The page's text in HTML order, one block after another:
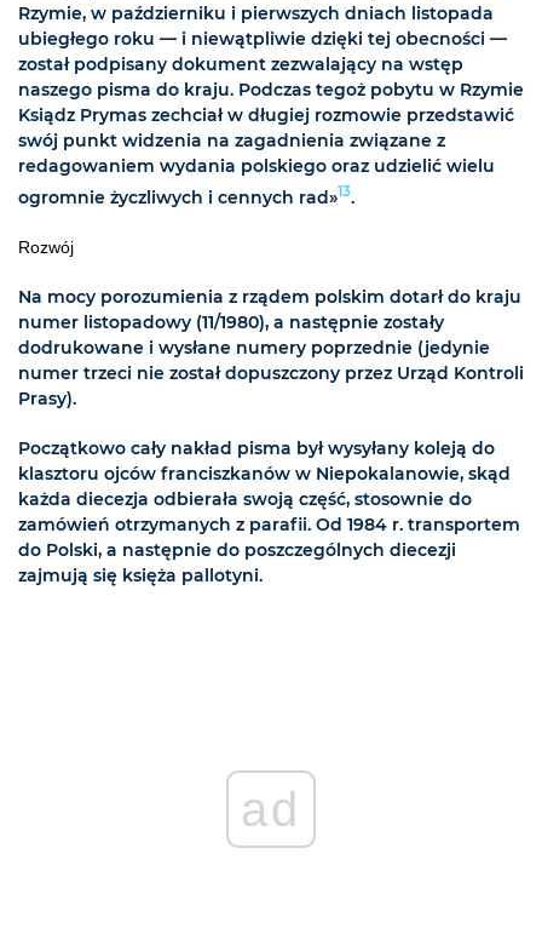
Rzymie, w październiku i pierwszych dniach listopada
ubiegłego roku — i niewątpliwie dzięki tej obecności —
został podpisany dokument zezwalający na wstęp
naszego pisma do kraju. Podczas tegoż pobytu w Rzymie
Ksiądz Prymas zechciał w długiej rozmowie przedstawić
swój punkt widzenia na zagadnienia związane z
redagowaniem wydania polskiego oraz udzielić wielu
ogromnie życzliwych i cennych rad»13.
Rozwój
Na mocy porozumienia z rządem polskim dotarł do kraju
numer listopadowy (11/1980), a następnie zostały
dodrukowane i wysłane numery poprzednie (jedynie
numer trzeci nie został dopuszczony przez Urząd Kontroli
Prasy).
Początkowo cały nakład pisma był wysyłany koleją do
klasztoru ojców franciszkanów w Niepokalanowie, skąd
każda diecezja odbierała swoją część, stosownie do
zamówień otrzymanych z parafii. Od 1984 r. transportem
do Polski, a następnie do poszczególnych diecezji
zajmują się księża pallotyni.
ad